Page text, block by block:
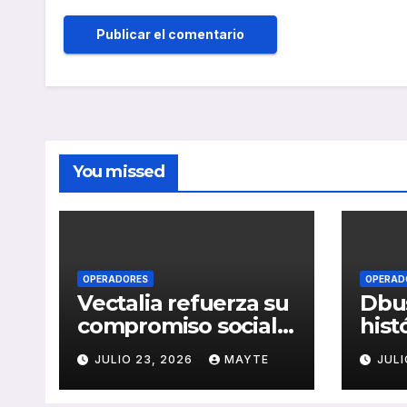
You missed
OPERADORES
Vectalia refuerza su
compromiso social y
medioambiental
con la publicación
de su Memoria de
JULIO 23, 2026 MAYTE
del